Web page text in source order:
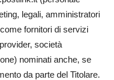
legali, amministratori
fornitori di servizi
società
nominati anche, se
da parte del Titolare.